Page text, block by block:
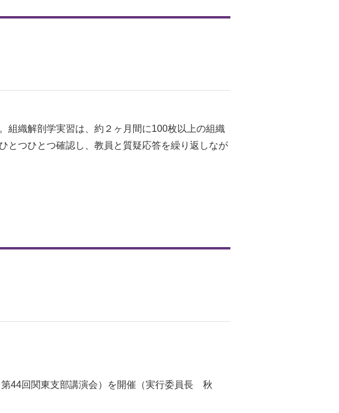
組織解剖学実習は、約２ヶ月間に100枚以上の組織
とつひとつ確認し、教員と質疑応答を繰り返しなが
44回関東支部講演会）を開催（実行委員長 秋